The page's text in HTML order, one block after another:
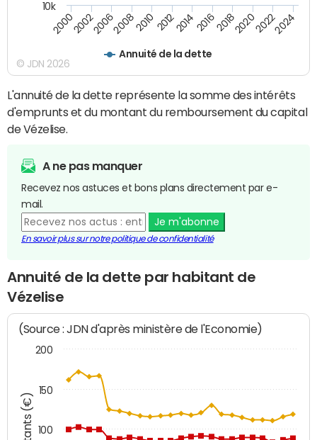
Annuité de la dette
20002002200620082010 2012201420162018202020222024
10k
© JDN 2026
L'annuité de la dette représente la somme des intérêts
d'emprunts et du montant du remboursement du capital
de Vézelise.
A ne pas manquer
Recevez nos astuces et bons plans directement par e-
mail.
Je m'abonne
En savoir plus sur notre politique de confidentialité
Annuité de la dette par habitant de
Vézelise
(Source : JDN d'après ministère de l'Economie)
100
150
200